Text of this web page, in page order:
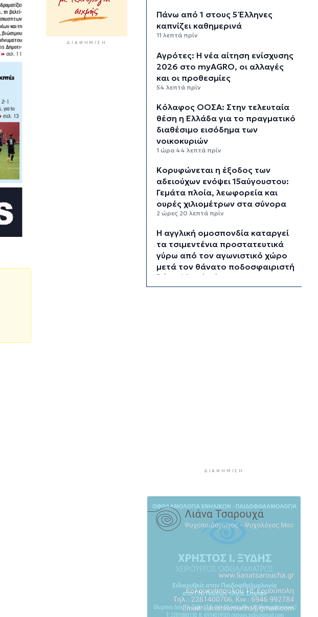
ΔΙΑΦΉΜΙΣΗ
Πάνω από 1 στους 5 Έλληνες
καπνίζει καθημερινά
11 λεπτά πρίν
Αγρότες: Η νέα αίτηση ενίσχυσης
2026 στο myAGRO, οι αλλαγές
και οι προθεσμίες
54 λεπτά πρίν
Κόλαφος ΟΟΣΑ: Στην τελευταία
θέση η Ελλάδα για το πραγματικό
διαθέσιμο εισόδημα των
νοικοκυριών
1 ώρα 44 λεπτά πρίν
Κορυφώνεται η έξοδος των
αδειούχων ενόψει 15αύγουστου:
Γεμάτα πλοία, λεωφορεία και
ουρές χιλιομέτρων στα σύνορα
2 ώρες 20 λεπτά πρίν
Η αγγλική ομοσπονδία καταργεί
τα τσιμεντένια προστατευτικά
γύρω από τον αγωνιστικό χώρο
μετά τον θάνατο ποδοσφαιριστή
3 ώρες 4 λεπτά πρίν
5 ώρες 32 λεπτά πρίν
Πιλοτική έναρξη της δράσης
«Tinos Circular Business» στα
Κιόνια και στον Άγιο Φωκά, με τη
συμμετοχή επιχειρήσεων
εστίασης και τροφοδοσίας, με
στόχο την ενίσχυση της
ανακύκλωσης και την προώθηση
βιώσιμων πρακτικών διαχείρισης
απορριμμάτων
ΔΙΑΦΉΜΙΣΗ